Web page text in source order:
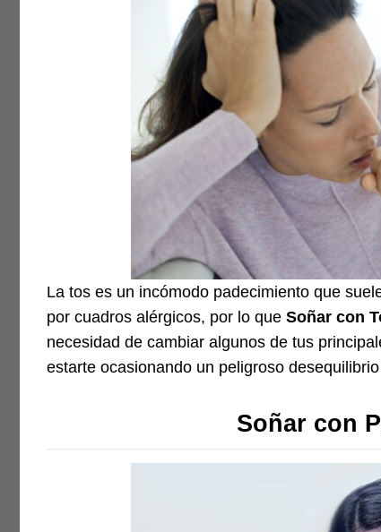
La tos es un incómodo padecimiento que
por cuadros alérgicos, por lo que Soñar con
necesidad de cambiar algunos de tus
estarte ocasionando un peligroso
Soñar con